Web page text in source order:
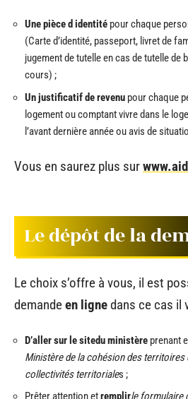
Une pièce d identité pour chaque
(Carte d’identité, passeport, livret de
jugement de tutelle en cas de tutelle de
cours) ;
Un justificatif de revenu pour chaque
logement ou comptant vivre dans le
l’avant dernière année ou avis de
Vous en saurez plus sur
Le dépôt de la
Le choix s’offre à vous, il est
demandeen lignedans ce cas il
D’aller sur le sitedu ministère prenant
Ministère de la cohésion des territoires
collectivités territoriales ;
Prêter attention etremplirle formulaire